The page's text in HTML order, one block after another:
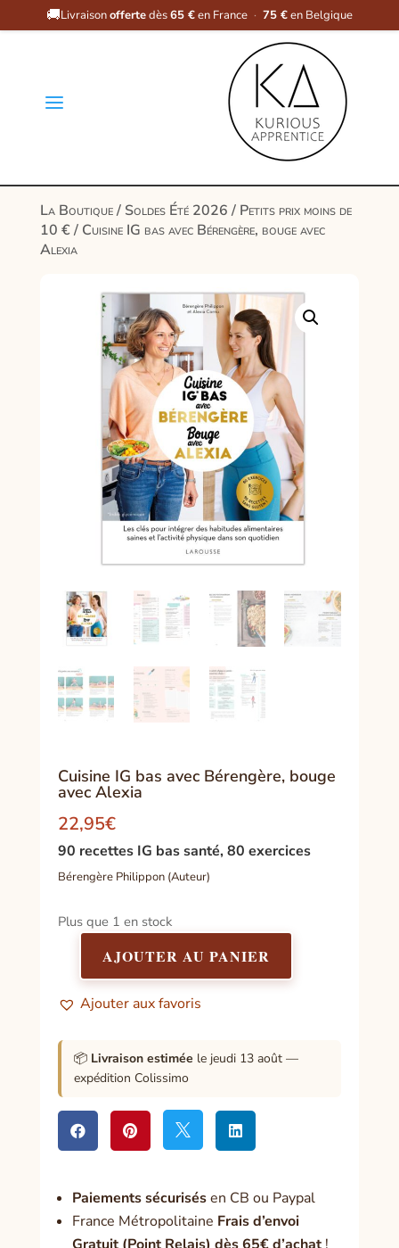
🚚Livraisonoffertedès65 €en France · 75 €en Belgique
a
La Boutique/ Soldes Été 2026/ Petits prix moins de
10 €/ Cuisine IG bas avec Bérengère, bouge avec
Alexia
Cuisine IG bas avec Bérengère, bouge
avec Alexia
22,95€
90 recettes IG bas santé, 80 exercices
Bérengère Philippon (Auteur)
Plus que 1 en stock
quantité
Cuisine
bas
avec
Bérengère,
bouge
avec
Alexia
AJOUTER AU PANIER
Ajouter aux favoris
📦 Livraison estimée le jeudi 13 août —
expédition Colissimo
   
Paiements sécurisésen CB ou Paypal
France Métropolitaine Frais d’envoi